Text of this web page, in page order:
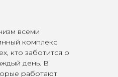
всеми
комплекс
кто заботится о
день. В
работают